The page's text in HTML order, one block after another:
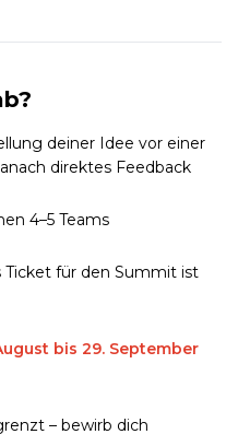
deiner Idee vor einer
direktes Feedback
4–5 Teams
Ticket für den Summit ist
bis 29. September
– bewirb dich